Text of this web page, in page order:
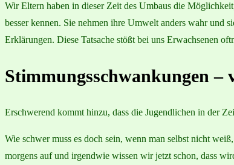
Wir Eltern haben in dieser Zeit des Umbaus die
besser kennen. Sie nehmen ihre Umwelt anders wahr und
Erklärungen. Diese Tatsache stößt bei uns Erwachsenen
Stimmungsschwankungen –
Erschwerend kommt hinzu, dass die Jugendlichen in der
Wie schwer muss es doch sein, wenn man selbst nicht
morgens auf und irgendwie wissen wir jetzt schon, dass